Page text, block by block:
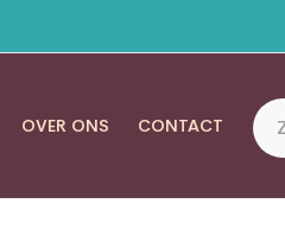
OVER ONS CONTACT